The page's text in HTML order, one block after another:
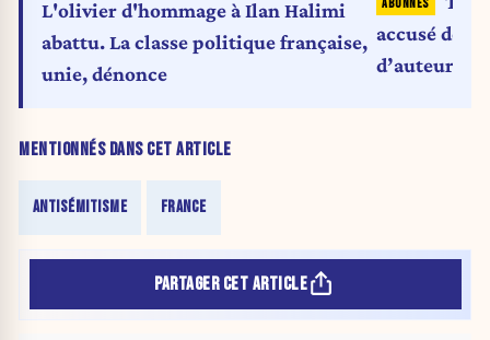
MENTIONNÉS DANS CET ARTICLE
ANTISÉMITISME FRANCE
L'olivier d'hommage à Ilan Halimi
abattu. La classe politique française,
unie, dénonce
accusé de
d’auteur »
PARTAGER CET ARTICLE